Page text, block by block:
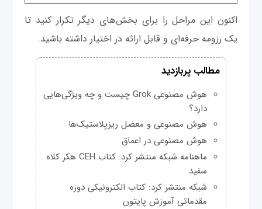
اکنون این مراحل را برای بخش‌های دیگر تکرار کنید تا
یک رزومه حرفه‌ای و قابل ارائه در اختیار داشته باشید.
مطالب پربازدید
هوش مصنوعی Grok چیست و چه ویژگی‌هایی
دارد؟
هوش مصنوعی و معضل ریزپلاستیک‌ها
هوش مصنوعی در اعماق
ماهنامه شبکه منتشر کرد: کتاب CEH هکر کلاه
سفید
شبکه منتشر کرد: کتاب الکترونیکی دوره
مقدماتی آموزش پایتون